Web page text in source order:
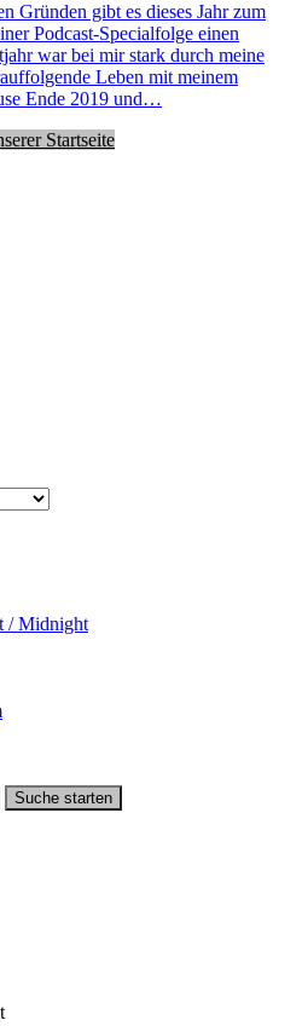
Gründen gibt es dieses Jahr zum
Podcast-Specialfolge einen
war bei mir stark durch meine
Leben mit meinem
Ende 2019 und…
Startseite
/ Midnight
Suche starten